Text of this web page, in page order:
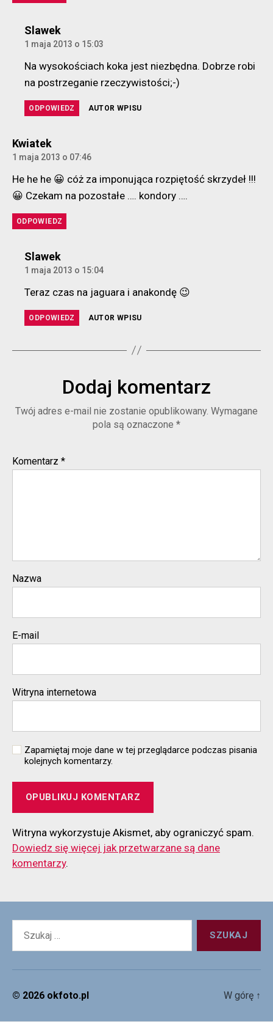
Slawekkomentarz:
1 maja 2013 o 15:03
Na wysokościach koka jest niezbędna. Dobrze robi
na postrzeganie rzeczywistości;-)
ODPOWIEDZ AUTOR WPISU
Kwiatekkomentarz:
1 maja 2013 o 07:46
He he he 😀 cóż za imponująca rozpiętość skrzydeł !!!
😀 Czekam na pozostałe …. kondory ….
ODPOWIEDZ
Slawekkomentarz:
1 maja 2013 o 15:04
Teraz czas na jaguara i anakondę 😉
ODPOWIEDZ AUTOR WPISU
Dodaj komentarz
Twój adres e-mail nie zostanie opublikowany. Wymagane
pola są oznaczone *
Komentarz *
Nazwa
E-mail
Witryna internetowa
Zapamiętaj moje dane w tej przeglądarce podczas pisania
kolejnych komentarzy.
Witryna wykorzystuje Akismet, aby ograniczyć spam.
Dowiedz się więcej jak przetwarzane są dane
komentarzy.
© 2026 okfoto.pl W górę ↑